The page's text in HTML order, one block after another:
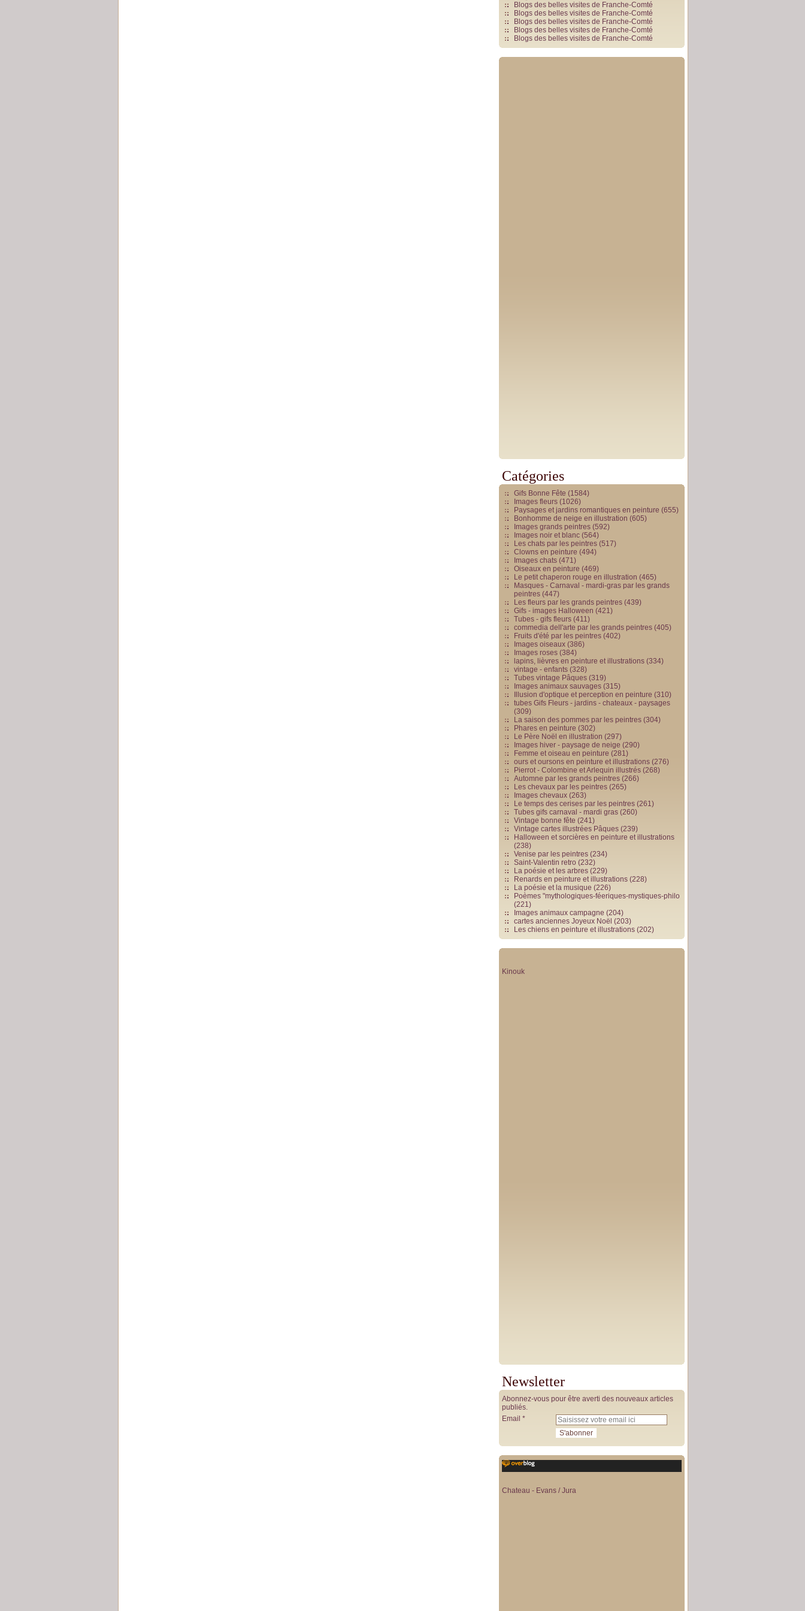
Blogs des belles visites de Franche-Comté
Blogs des belles visites de Franche-Comté
Blogs des belles visites de Franche-Comté
Blogs des belles visites de Franche-Comté
Blogs des belles visites de Franche-Comté
Catégories
Gifs Bonne Fête (1584)
Images fleurs (1026)
Paysages et jardins romantiques en peinture (655)
Bonhomme de neige en illustration (605)
Images grands peintres (592)
Images noir et blanc (564)
Les chats par les peintres (517)
Clowns en peinture (494)
Images chats (471)
Oiseaux en peinture (469)
Le petit chaperon rouge en illustration (465)
Masques - Carnaval - mardi-gras par les grands
peintres (447)
Les fleurs par les grands peintres (439)
Gifs - images Halloween (421)
Tubes - gifs fleurs (411)
commedia dell'arte par les grands peintres (405)
Fruits d'été par les peintres (402)
Images oiseaux (386)
Images roses (384)
lapins, lièvres en peinture et illustrations (334)
vintage - enfants (328)
Tubes vintage Pâques (319)
Images animaux sauvages (315)
Illusion d'optique et perception en peinture (310)
tubes Gifs Fleurs - jardins - chateaux - paysages
(309)
La saison des pommes par les peintres (304)
Phares en peinture (302)
Le Père Noël en illustration (297)
Images hiver - paysage de neige (290)
Femme et oiseau en peinture (281)
ours et oursons en peinture et illustrations (276)
Pierrot - Colombine et Arlequin illustrés (268)
Automne par les grands peintres (266)
Les chevaux par les peintres (265)
Images chevaux (263)
Le temps des cerises par les peintres (261)
Tubes gifs carnaval - mardi gras (260)
Vintage bonne fête (241)
Vintage cartes illustrées Pâques (239)
Halloween et sorcières en peinture et illustrations
(238)
Venise par les peintres (234)
Saint-Valentin retro (232)
La poésie et les arbres (229)
Renards en peinture et illustrations (228)
La poésie et la musique (226)
Poèmes "mythologiques-féeriques-mystiques-philo
(221)
Images animaux campagne (204)
cartes anciennes Joyeux Noël (203)
Les chiens en peinture et illustrations (202)
Kinouk
Newsletter
Abonnez-vous pour être averti des nouveaux articles
publiés.
Email
Chateau - Evans / Jura